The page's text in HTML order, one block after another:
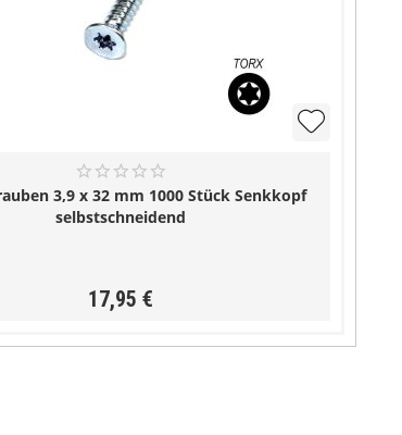
3,9 x 32 mm 1000 Stück Senkkopf
selbstschneidend
17,95 €